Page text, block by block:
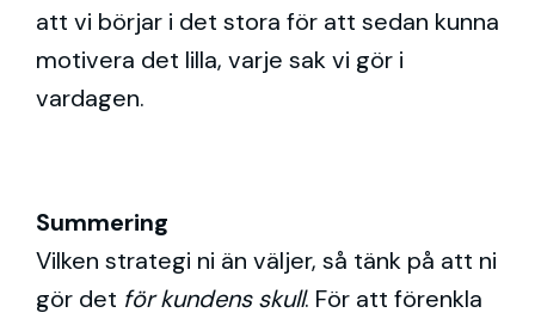
att vi börjar i det stora för att sedan kunna
motivera det lilla, varje sak vi gör i
vardagen.
Summering
Vilken strategi ni än väljer, så tänk på att ni
gör det för kundens skull. För att förenkla